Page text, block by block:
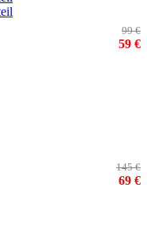
99 €
59 €
145 €
69 €